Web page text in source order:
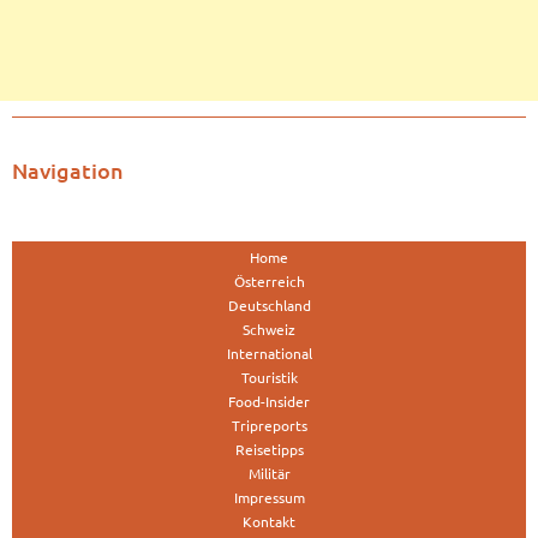
Navigation
Home
Österreich
Deutschland
Schweiz
International
Touristik
Food-Insider
Tripreports
Reisetipps
Militär
Impressum
Kontakt